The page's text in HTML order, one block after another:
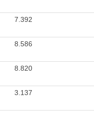
7.392
8.586
8.820
3.137